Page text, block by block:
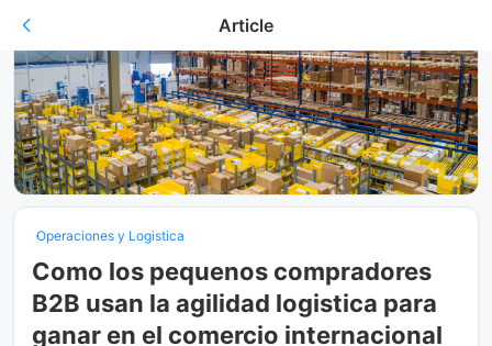
Article
Operaciones y Logistica
Como los pequenos compradores
B2B usan la agilidad logistica para
ganar en el comercio internacional